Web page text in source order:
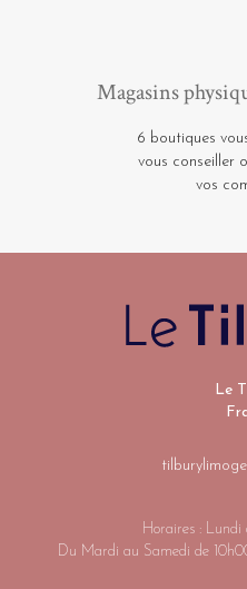
Magasins
6 boutiques
vous conseiller
vos
Le
Horaires : Lundi
Du Mardi au Samedi de